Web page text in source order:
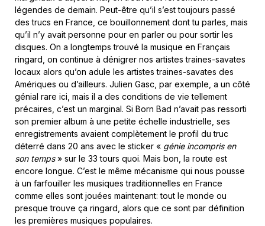
légendes de demain. Peut-être qu’il s’est toujours passé
des trucs en France, ce bouillonnement dont tu parles, mais
qu’il n’y avait personne pour en parler ou pour sortir les
disques. On a longtemps trouvé la musique en Français
ringard, on continue à dénigrer nos artistes traines-savates
locaux alors qu’on adule les artistes traines-savates des
Amériques ou d’ailleurs. Julien Gasc, par exemple, a un côté
génial rare ici, mais il a des conditions de vie tellement
précaires, c’est un marginal. Si Born Bad n’avait pas ressorti
son premier album à une petite échelle industrielle, ses
enregistrements avaient complètement le profil du truc
déterré dans 20 ans avec le sticker « génie incompris en
son temps» sur le 33 tours quoi. Mais bon, la route est
encore longue. C’est le même mécanisme qui nous pousse
à un farfouiller les musiques traditionnelles en France
comme elles sont jouées maintenant: tout le monde ou
presque trouve ça ringard, alors que ce sont par définition
les premières musiques populaires.